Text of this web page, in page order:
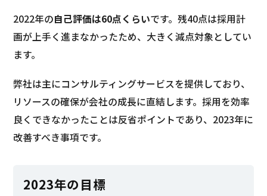
2022年の自己評価は60点くらいです。残40点は採用計
画が上手く進まなかったため、大きく減点対象としてい
ます。
弊社は主にコンサルティングサービスを提供しており、
リソースの確保が会社の成長に直結します。採用を効率
良くできなかったことは反省ポイントであり、2023年に
改善すべき事項です。
2023年の目標